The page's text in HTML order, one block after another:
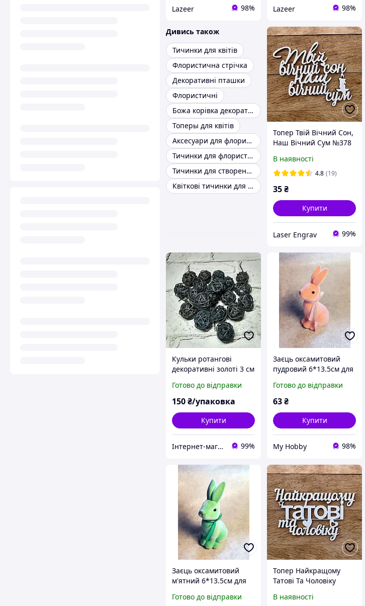
Lazeer 98% Lazeer 98%
Дивись також
Тичинки для квітів
Флористична стрічка
Декоративні пташки
Флористичні
Божа корівка декоративна
Топеры для квітів
Аксесуари для флористів
Тичинки для флористики
Тичинки для створення квітів
Квіткові тичинки для квітів крапельки
Топер Твій Вічний Сон,
Наш Вічний Сум №378
В наявності
4.8 (19)
35₴
Купити
Laser Engrav 99%
Кульки ротангові
декоративні золоті 3 см
Готово до відправки
150₴/упаковка
Купити
Інтернет-магазин EASY CHOICE - подарунки, декор для свят 99%
Заєць оксамитовий
пудровий 6*13.5см для
Готово до відправки
63₴
Купити
My Hobby 98%
Заєць оксамитовий
м'ятний 6*13.5см для
Готово до відправки
Топер Найкращому
Татові Та Чоловіку
В наявності